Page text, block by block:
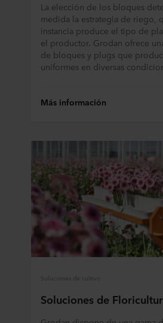
La elección de los bloques
medida la estrategia de riego,
instancia produce el tipo de
el productor. Grodan ofrece
de bloques y plugs que
uniformes en diversas
Más información
Soluciones de cultivo
Soluciones de